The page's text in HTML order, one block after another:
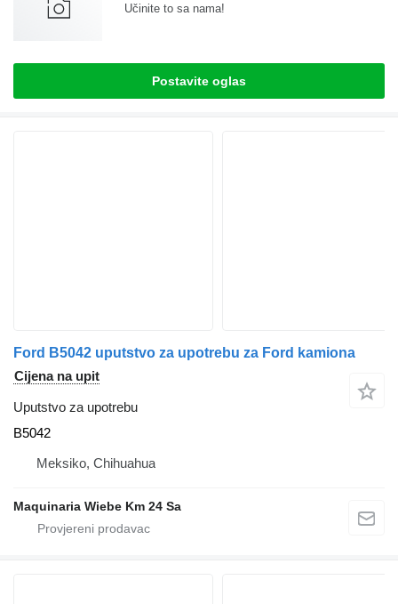
Učinite to sa nama!
Postavite oglas
Ford B5042 uputstvo za upotrebu za Ford kamiona
Cijena na upit
Uputstvo za upotrebu
B5042
Meksiko, Chihuahua
Maquinaria Wiebe Km 24 Sa